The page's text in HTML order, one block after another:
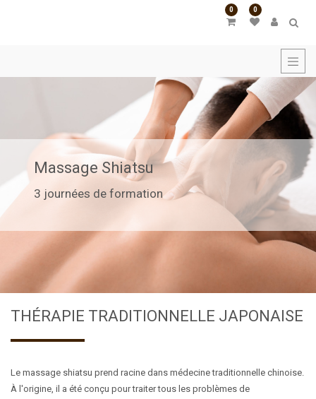
0 0
Massage Shiatsu
3 journées de formation
THÉRAPIE TRADITIONNELLE JAPONAISE
Le massage shiatsu prend racine dans médecine traditionnelle chinoise.
À l'origine, il a été conçu pour traiter tous les problèmes de